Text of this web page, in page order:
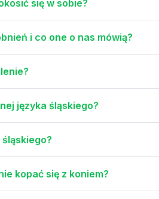
się w sobie?
i co one o nas mówią?
języka śląskiego?
kopać się z koniem?